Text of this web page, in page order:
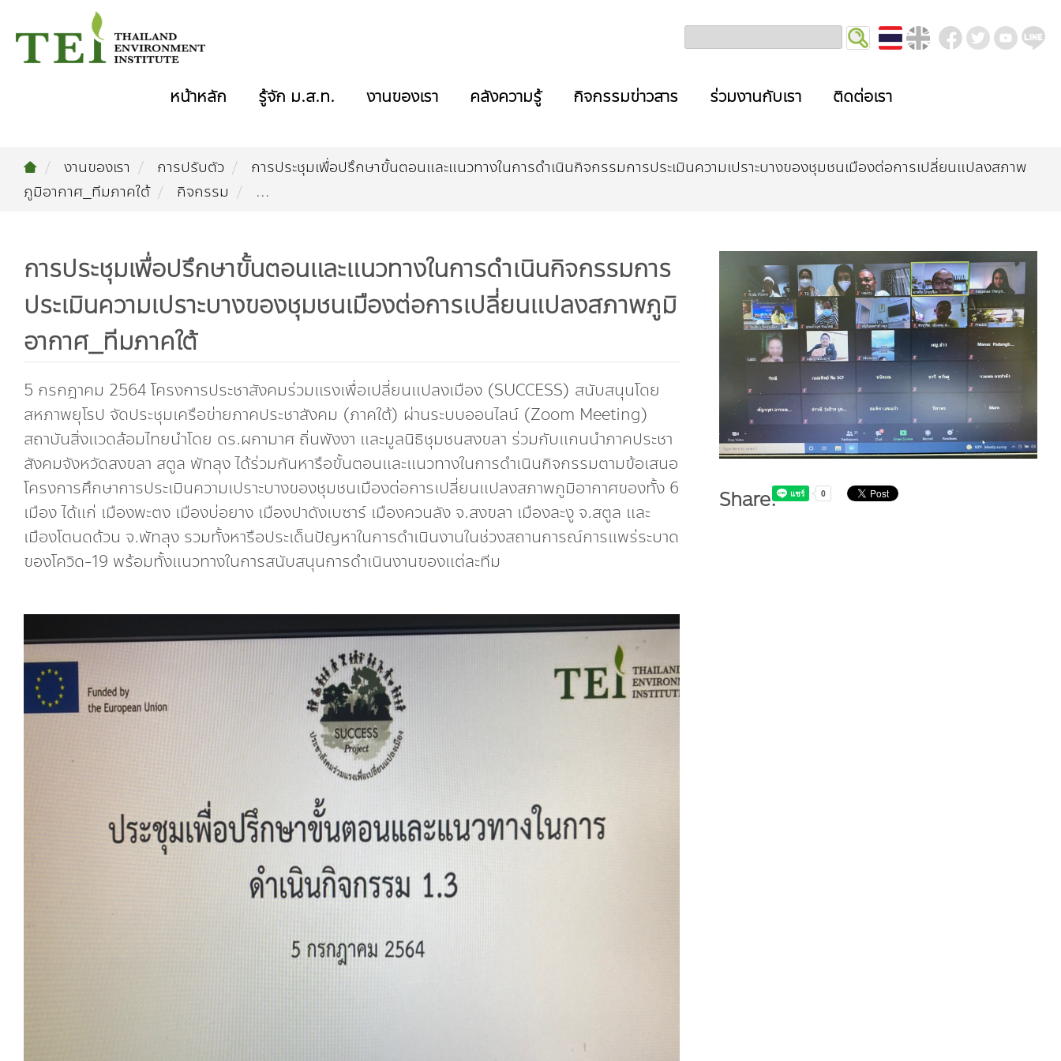
หน้าหลัก รู้จัก ม.ส.ท. งานของเรา คลังความรู้ กิจกรรมข่าวสาร ร่วมงานกับเรา ติดต่อเรา
งานของเรา การปรับตัว
การประชุมเพื่อปรึกษาขั้นตอนและแนวทางในการดำเนินกิจกรรมการประเมินความเปราะบางของชุมชนเมืองต่อการเปลี่ยนแปลงสภาพ
ภูมิอากาศ_ทีมภาคใต้
กิจกรรม ...
การประชุมเพื่อปรึกษาขั้นตอนและแนวทางในการดำเนินกิจกรรมการ
ประเมินความเปราะบางของชุมชนเมืองต่อการเปลี่ยนแปลงสภาพภูมิ
อากาศ_ทีมภาคใต้
5 กรกฎาคม 2564 โครงการประชาสังคมร่วมแรงเพื่อเปลี่ยนแปลงเมือง (SUCCESS) สนับสนุนโดย
สหภาพยุโรป จัดประชุมเครือข่ายภาคประชาสังคม (ภาคใต้) ผ่านระบบออนไลน์ (Zoom Meeting)
สถาบันสิ่งแวดล้อมไทยนำโดย ดร.ผกามาศ ถิ่นพังงา และมูลนิธิชุมชนสงขลา ร่วมกับแกนนำภาคประชา
สังคมจังหวัดสงขลา สตูล พัทลุง ได้ร่วมกันหารือขั้นตอนและแนวทางในการดำเนินกิจกรรมตามข้อเสนอ
โครงการศึกษาการประเมินความเปราะบางของชุมชนเมืองต่อการเปลี่ยนแปลงสภาพภูมิอากาศของทั้ง 6
เมือง ได้แก่ เมืองพะตง เมืองบ่อยาง เมืองปาดังเบซาร์ เมืองควนลัง จ.สงขลา เมืองละงู จ.สตูล และ
เมืองโตนดด้วน จ.พัทลุง รวมทั้งหารือประเด็นปัญหาในการดำเนินงานในช่วงสถานการณ์การแพร่ระบาด
ของโควิด-19 พร้อมทั้งแนวทางในการสนับสนุนการดำเนินงานของแต่ละทีม
Share: